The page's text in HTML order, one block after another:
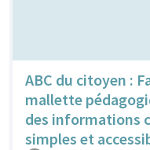
ABC du citoyen :
mallette
des informations
simples et